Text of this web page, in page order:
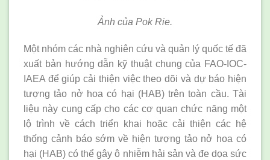
Ảnh của Pok Rie.
Một nhóm các nhà nghiên cứu và quản lý quốc tế đã
xuất bản hướng dẫn kỹ thuật chung của FAO-IOC-
IAEA để giúp cải thiện việc theo dõi và dự báo hiện
tượng tảo nở hoa có hại (HAB) trên toàn cầu. Tài
liệu này cung cấp cho các cơ quan chức năng một
lộ trình về cách triển khai hoặc cải thiện các hệ
thống cảnh báo sớm về hiện tượng tảo nở hoa có
hại (HAB) có thể gây ô nhiễm hải sản và đe dọa sức